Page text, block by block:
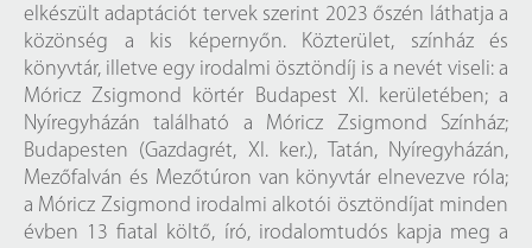
elkészült adaptációt tervek szerint 2023 őszén láthatja a
közönség a kis képernyőn. Közterület, színház és
könyvtár, illetve egy irodalmi ösztöndíj is a nevét viseli: a
Móricz Zsigmond körtér Budapest XI. kerületében; a
Nyíregyházán található a Móricz Zsigmond Színház;
Budapesten (Gazdagrét, XI. ker.), Tatán, Nyíregyházán,
Mezőfalván és Mezőtúron van könyvtár elnevezve róla;
a Móricz Zsigmond irodalmi alkotói ösztöndíjat minden
évben 13 fiatal költő, író, irodalomtudós kapja meg a